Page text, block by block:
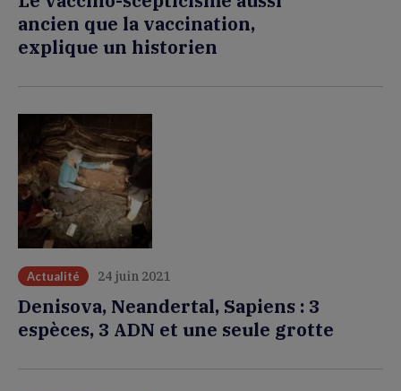
ancien que la vaccination,
explique un historien
Actualité 24 juin 2021
Denisova, Neandertal, Sapiens : 3
espèces, 3 ADN et une seule grotte